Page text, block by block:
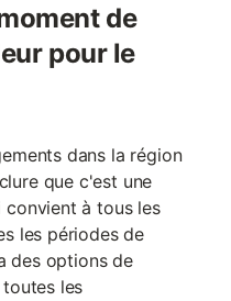
de
pour le
dans la région
que c'est une
à tous les
les périodes de
des options de
les